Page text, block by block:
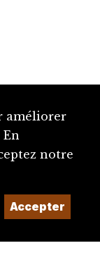
améliorer
notre
Accepter